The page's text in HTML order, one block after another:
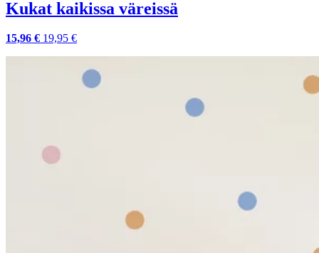
Kukat kaikissa väreissä
15,96 € 19,95 €